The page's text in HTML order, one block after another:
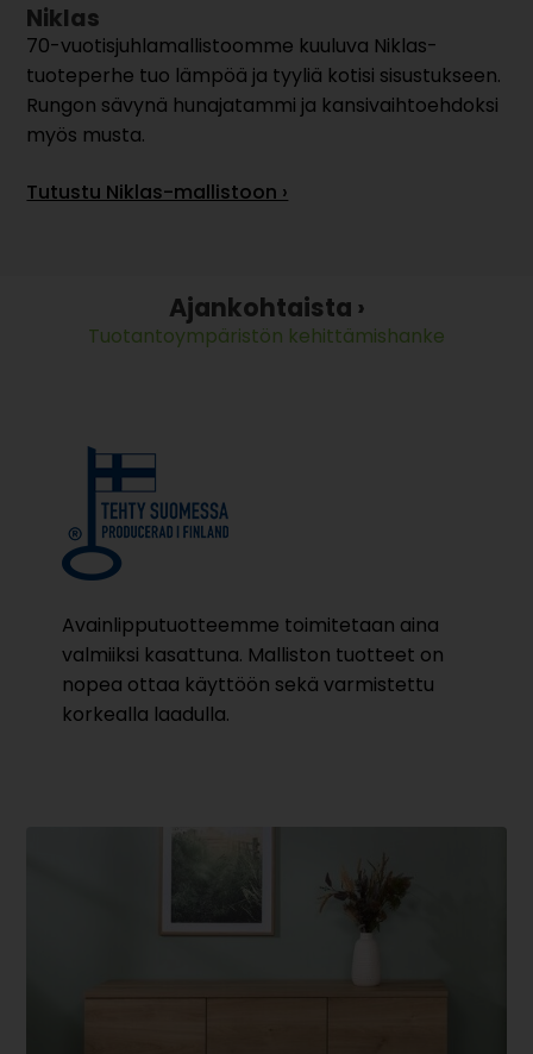
Niklas
70-vuotisjuhlamallistoomme kuuluva Niklas-
tuoteperhe tuo lämpöä ja tyyliä kotisi sisustukseen.
Rungon sävynä hunajatammi ja kansivaihtoehdoksi
myös musta.
Tutustu Niklas-mallistoon ›
Ajankohtaista ›
Tuotantoympäristön kehittämishanke
Avainlipputuotteemme toimitetaan aina
valmiiksi kasattuna. Malliston tuotteet on
nopea ottaa käyttöön sekä varmistettu
korkealla laadulla.